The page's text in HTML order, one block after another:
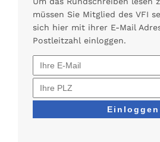
müssen Sie Mitglied des VFI
sich hier mit ihrer E-Mail
Postleitzahl einloggen.